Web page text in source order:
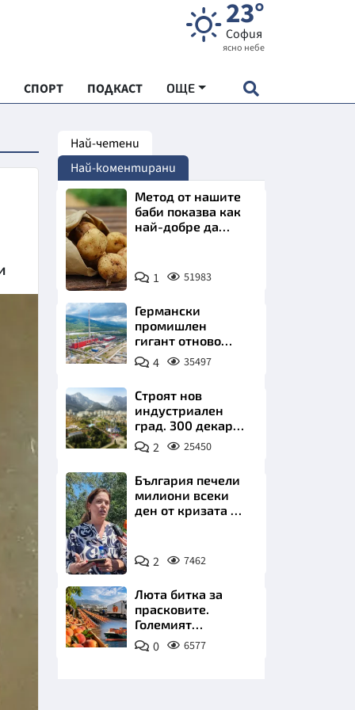
23°
София
ясно небе
СПОРТ ПОДКАСТ ОЩЕ
"ЧУДЕСАТА НА БЪЛГАРИЯ"
ХРАНА
ИКОНОМИКА
Най-четени
Най-коментирани
Снимка:
Пиксабей
Метод от нашите
баби показва как
най-добре да
1 51983
Германски
промишлен
гигант отново
позлатява наш
град
4 35497
Строят нов
индустриален
град. 300 декара
чакат златни
заводи
2 25450
Снимка:
БТА
България печели
милиони всеки
ден от кризата по
2 7462
Люта битка за
прасковите.
Големият
победител е
Турция
0 6577